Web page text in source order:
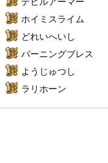
ホイミスライム
どれいへいし
バーニングブレス
ようじゅつし
ラリホーン